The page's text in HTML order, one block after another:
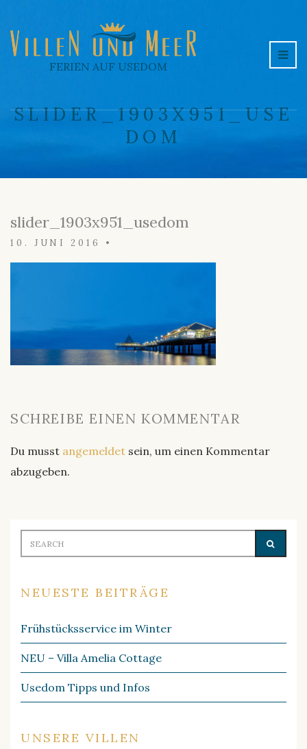
FERIEN AUF USEDOM
SLIDER_1903X951_USE
DOM
slider_1903x951_usedom
10. JUNI 2016 •
SCHREIBE EINEN KOMMENTAR
Du musst angemeldet sein, um einen Kommentar
abzugeben.
Search
for:
NEUESTE BEITRÄGE
Frühstücksservice im Winter
NEU – Villa Amelia Cottage
Usedom Tipps und Infos
UNSERE VILLEN